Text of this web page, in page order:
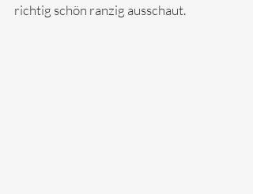
richtig schön ranzig ausschaut.